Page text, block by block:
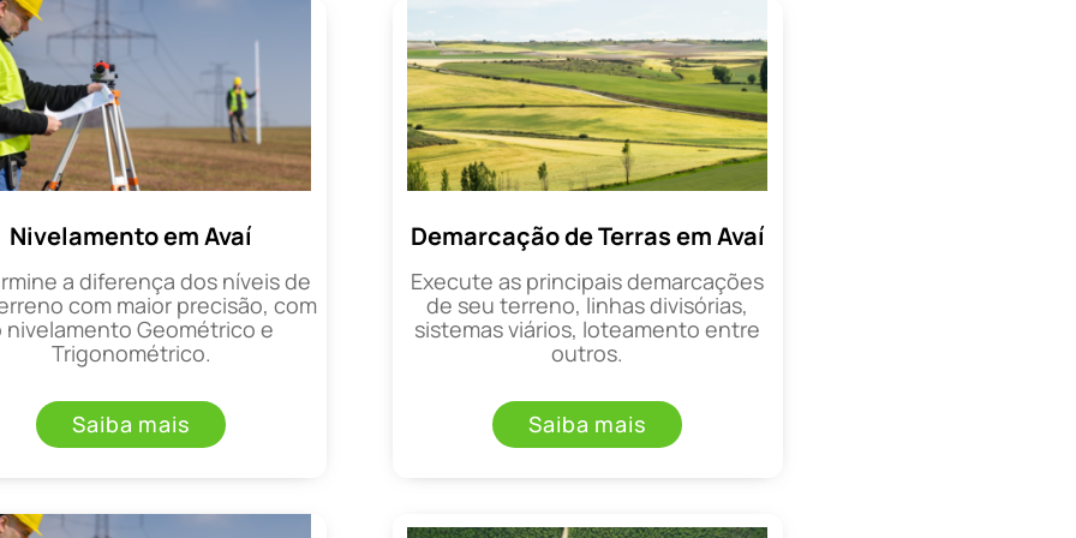
Nivelamento em Avaí
a diferença dos níveis de
com maior precisão, com
nivelamento Geométrico e
Trigonométrico.
Saiba mais
Demarcação de Terras em Avaí
Execute as principais demarcações
de seu terreno, linhas divisórias,
sistemas viários, loteamento entre
outros.
Saiba mais